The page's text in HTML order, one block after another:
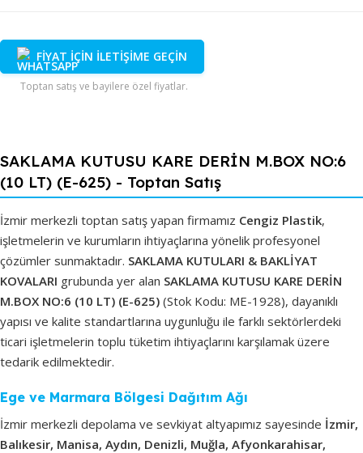
FİYAT İÇİN İLETİŞİME GEÇİN
Toptan satış ve bayilere özel fiyatlar.
SAKLAMA KUTUSU KARE DERİN M.BOX NO:6
(10 LT) (E-625) - Toptan Satış
İzmir merkezli toptan satış yapan firmamız Cengiz Plastik,
işletmelerin ve kurumların ihtiyaçlarına yönelik profesyonel
çözümler sunmaktadır. SAKLAMA KUTULARI & BAKLİYAT
KOVALARI grubunda yer alan SAKLAMA KUTUSU KARE DERİN
M.BOX NO:6 (10 LT) (E-625) (Stok Kodu: ME-1928), dayanıklı
yapısı ve kalite standartlarına uygunluğu ile farklı sektörlerdeki
ticari işletmelerin toplu tüketim ihtiyaçlarını karşılamak üzere
tedarik edilmektedir.
Ege ve Marmara Bölgesi Dağıtım Ağı
İzmir merkezli depolama ve sevkiyat altyapımız sayesinde İzmir,
Balıkesir, Manisa, Aydın, Denizli, Muğla, Afyonkarahisar,